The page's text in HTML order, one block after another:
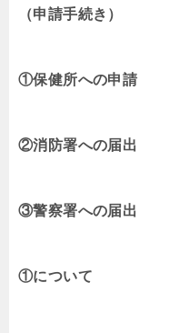
（申請手続き）
①保健所への申請
②消防署への届出
③警察署への届出
①について